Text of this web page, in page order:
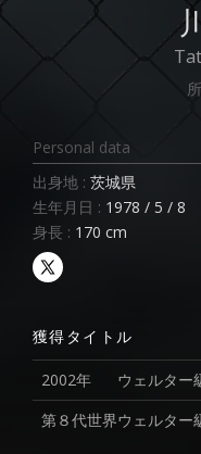
Personal data
出身地 : 茨城県
生年月日 : 1978 / 5 / 8
身長 : 170 cm
獲得タイトル
2002年
ウェルター
第８代世界ウェルター